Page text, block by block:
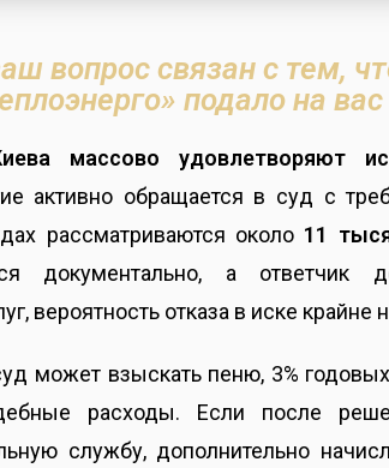
вопрос связан с тем,
подало на вас
массово удовлетворяют
активно обращается в суд с
рассматриваются около 11
документально, а ответчик
вероятность отказа в иске крайне
может взыскать пеню, 3%
расходы. Если после
службу, дополнительно